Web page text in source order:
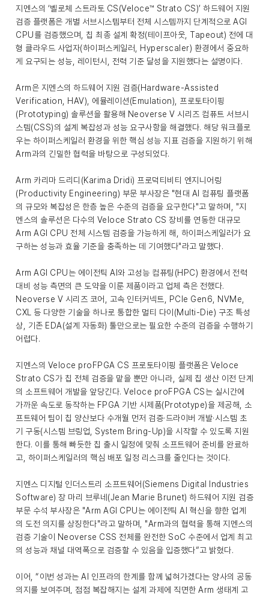
지멘스의 ‘벨로체 스트라토 CS(Veloce™ Strato CS)’ 하드웨어 지원
검증 플랫폼은 개별 서브시스템부터 전체 시스템까지 단계적으로 AGI
CPU를 검증했으며, 칩 최종 설계 확정(테이프아웃, Tapeout) 전에 대
형 클라우드 사업자(하이퍼스케일러, Hyperscaler) 환경에서 중요하
게 요구되는 성능, 레이턴시, 전력 기준 달성을 지원했다는 설명이다.
Arm은 지멘스의 하드웨어 지원 검증(Hardware-Assisted
Verification, HAV), 에뮬레이션(Emulation), 프로토타이핑
(Prototyping) 솔루션을 활용해 Neoverse V 시리즈 컴퓨트 서브시
스템(CSS)의 설계 복잡성과 성능 요구사항을 해결했다. 해당 워크플로
우는 하이퍼스케일러 환경을 위한 핵심 성능 지표 검증을 지원하기 위해
Arm과의 긴밀한 협력을 바탕으로 구성되었다.
Arm 카리마 드리디(Karima Dridi) 프로덕티비티 엔지니어링
(Productivity Engineering) 부문 부사장은 "현대 AI 컴퓨팅 플랫폼
의 규모와 복잡성은 한층 높은 수준의 검증을 요구한다"고 말하며, "지
멘스의 솔루션은 다수의 Veloce Strato CS 장비를 연동한 대규모
Arm AGI CPU 전체 시스템 검증을 가능하게 해, 하이퍼스케일러가 요
구하는 성능과 효율 기준을 충족하는 데 기여했다"라고 말했다.
Arm AGI CPU는 에이전틱 AI와 고성능 컴퓨팅(HPC) 환경에서 전력
대비 성능 측면의 큰 도약을 이룬 제품이라고 업체 측은 전했다.
Neoverse V 시리즈 코어, 고속 인터커넥트, PCIe Gen6, NVMe,
CXL 등 다양한 기술을 하나로 통합한 멀티 다이(Multi-Die) 구조 특성
상, 기존 EDA(설계 자동화) 툴만으로는 필요한 수준의 검증을 수행하기
어렵다.
지멘스의 Veloce proFPGA CS 프로토타이핑 플랫폼은 Veloce
Strato CS가 칩 전체 검증을 맡을 뿐만 아니라, 실제 칩 생산 이전 단계
의 소프트웨어 개발을 앞당긴다. Veloce proFPGA CS는 실시간에
가까운 속도로 동작하는 FPGA 기반 시제품(Prototype)을 제공해, 소
프트웨어 팀이 칩 양산보다 수개월 먼저 검증·드라이버 개발·시스템 초
기 구동(시스템 브링업, System Bring-Up)을 시작할 수 있도록 지원
한다. 이를 통해 빠듯한 칩 출시 일정에 맞춰 소프트웨어 준비를 완료하
고, 하이퍼스케일러의 핵심 배포 일정 리스크를 줄인다는 것이다.
지멘스 디지털 인더스트리 소프트웨어(Siemens Digital Industries
Software) 장 마리 브루네(Jean Marie Brunet) 하드웨어 지원 검증
부문 수석 부사장은 "Arm AGI CPU는 에이전틱 AI 혁신을 향한 업계
의 도전 의지를 상징한다"라고 말하며, "Arm과의 협력을 통해 지멘스의
검증 기술이 Neoverse CSS 전체를 완전한 SoC 수준에서 업계 최고
의 성능과 채널 대역폭으로 검증할 수 있음을 입증했다”고 밝혔다.
이어, “이번 성과는 AI 인프라의 한계를 함께 넓혀가겠다는 양사의 공동
의지를 보여주며, 점점 복잡해지는 설계 과제에 직면한 Arm 생태계 고